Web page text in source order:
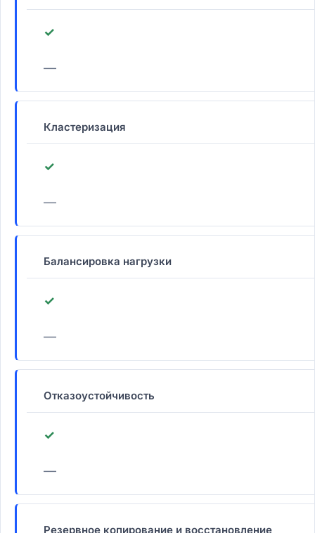
✓
—
Кластеризация
✓
—
Балансировка нагрузки
✓
—
Отказоустойчивость
✓
—
Резервное копирование и восстановление